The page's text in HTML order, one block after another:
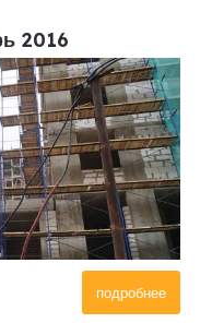
2016
подробнее